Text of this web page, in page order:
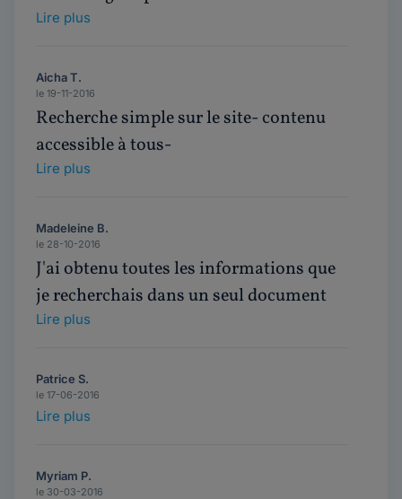
Lire plus
Aicha T.
le 19-11-2016
Recherche simple sur le site- contenu
accessible à tous-
Lire plus
Madeleine B.
le 28-10-2016
J'ai obtenu toutes les informations que
je recherchais dans un seul document
Lire plus
Patrice S.
le 17-06-2016
Lire plus
Myriam P.
le 30-03-2016